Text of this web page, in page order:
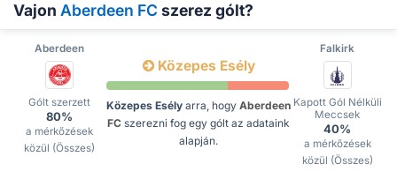
Vajon Aberdeen FC szerez gólt?
Aberdeen Falkirk
Gólt szerzett
80%
a mérkőzések
közül (Összes)
Közepes Esély
Közepes Esély arra, hogy Aberdeen
FC szerezni fog egy gólt az adataink
alapján.
Kapott Gól Nélküli
Meccsek
40%
a mérkőzések
közül (Összes)